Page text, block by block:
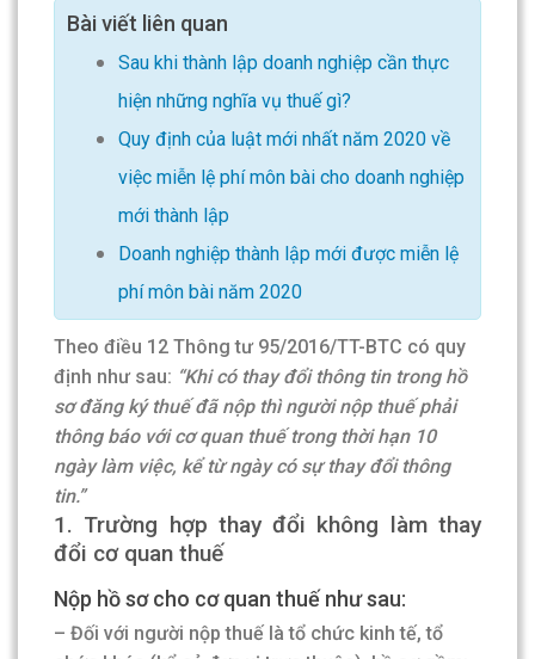
Bài viết liên quan
Sau khi thành lập doanh nghiệp cần thực
hiện những nghĩa vụ thuế gì?
Quy định của luật mới nhất năm 2020 về
việc miễn lệ phí môn bài cho doanh nghiệp
mới thành lập
Doanh nghiệp thành lập mới được miễn lệ
phí môn bài năm 2020
Theo điều 12 Thông tư 95/2016/TT-BTC có quy
định như sau: “Khi có thay đổi thông tin trong hồ
sơ đăng ký thuế đã nộp thì người nộp thuế phải
thông báo với cơ quan thuế trong thời hạn 10
ngày làm việc, kể từ ngày có sự thay đổi thông
tin.”
1. Trường hợp thay đổi không làm thay
đổi cơ quan thuế
Nộp hồ sơ cho cơ quan thuế như sau:
– Đối với người nộp thuế là tổ chức kinh tế, tổ